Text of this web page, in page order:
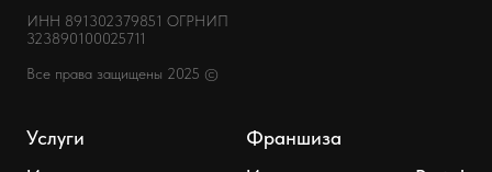
ИНН 891302379851 ОГРНИП
323890100025711
Все права защищены 2025 ©
Услуги
Франшиза